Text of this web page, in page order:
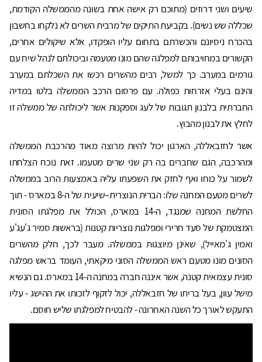
שיעים ושני דרוזים (מתוכם רק אישה אחת בשונה מהממשלה הקודמת,
שכללה שש נשים). בקביעת התיקים של מרבית השרים לא נלקחו בחשבון
בהכרח ניסיונם והכשרתם בתחום עליו הופקדו, אלא שיקולים אחרים,
הקשורים במחויבותם למפלגה שהם מונו מטעמה וביכולתם לנהל שיח עם
גורמים במערב. כך למשל, רבים מהשרים רכשו את השכלתם במערב
והינם בעלי אזרחות כפולה. עם פרסום הרכב הממשלה בלטו במדיה
החברתית בלבנון תגובות של לעג וספקנות אשר ליכולתה של ממשלה זו
לחלץ את לבנון מהבוץ.
אשר לחזבאללה, הארגון יכול להיות מרוצה מאוד מהרכבת הממשלה
ומהרכבה, הגם שחברים בה רק שני שרים מטעמו. זאת נוכח הצלחתו
לשמור על כוחו ואף לחזק את השפעתו עליה באמצעות הרוב בממשלה
לשרים מטעם המחנה שלו: הברית הנוצרית–שיעית של ה-8 במארס - תוך
החלשת המחנה שמנגד, ה-14 במארס, הכולל את מפלגתו הסונית
המצטמקת של סעד חרירי ומפלגות נוצריות קטנות (בראשות סמיר ג'עג'ע
ואמין ג'מאייל), שאינן מיוצגות בממשלה. מעבר לכך, חלק מהשרים
הסונים מונו מטעם ראש הממשלה הסוני מיקאתי, העומד בראש מפלגה
סונית עצמאית קטנה, אשר איננה חברה במחנה ה-14 במארס. גם הנשיא
מישל עוון, בעל בריתו של חזבאללה, יכול לזקוף לזכותו את ההישג - עליו
התעקש לאורך כל השנה האחרונה - להבטיח למפלגתו שליש חוסם.